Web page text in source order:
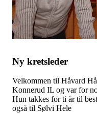
Ny kretsleder
Velkommen til Håvard
Konnerud IL og var for
Hun takkes for ti år til
også til Sølvi Hele